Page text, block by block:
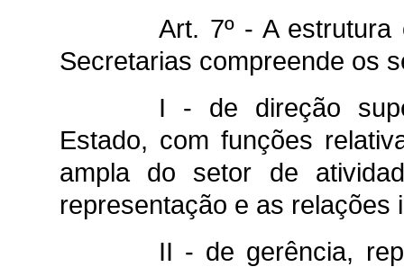
Art. 7º - A
Secretarias compreende os
I - de direção
Estado, com funções
ampla do setor de
representação e as relações
II - de gerência,